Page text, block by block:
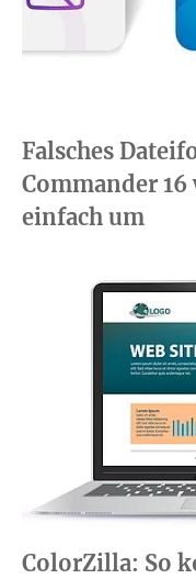
Falsches
Commander
einfach um
ColorZilla: So